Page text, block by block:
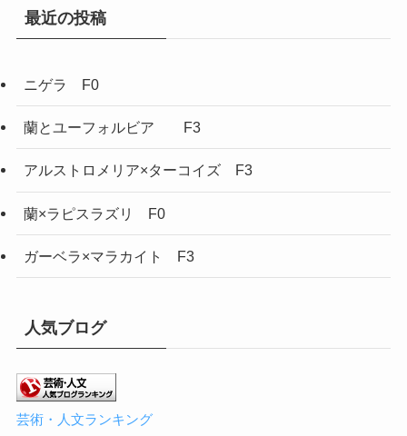
最近の投稿
ニゲラ F0
蘭とユーフォルビア F3
アルストロメリア×ターコイズ F3
蘭×ラピスラズリ F0
ガーベラ×マラカイト F3
人気ブログ
芸術・人文ランキング